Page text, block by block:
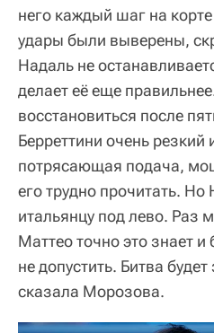
него каждый шаг на
удары были выверены,
Надаль не
делает её еще
восстановиться после
Берреттини очень
потрясающая подача,
его трудно прочитать.
итальянцу под лево. Раз
Маттео точно это знает и
не допустить. Битва
сказала Морозова.